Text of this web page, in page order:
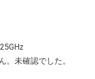
。未確認でした。